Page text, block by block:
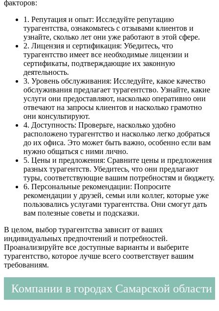
факторов:
1. Репутация и опыт: Исследуйте репутацию
турагентства, ознакомьтесь с отзывами клиентов и
узнайте, сколько лет они уже работают в этой сфере.
2. Лицензия и сертификация: Убедитесь, что
турагентство имеет все необходимые лицензии и
сертификаты, подтверждающие их законную
деятельность.
3. Уровень обслуживания: Исследуйте, какое качество
обслуживания предлагает турагентство. Узнайте, какие
услуги они предоставляют, насколько оперативно они
отвечают на запросы клиентов и насколько грамотно
они консультируют.
4. Доступность: Проверьте, насколько удобно
расположено турагентство и насколько легко добраться
до их офиса. Это может быть важно, особенно если вам
нужно общаться с ними лично.
5. Цены и предложения: Сравните цены и предложения
разных турагентств. Убедитесь, что они предлагают
туры, соответствующие вашим потребностям и бюджету.
6. Персональные рекомендации: Попросите
рекомендации у друзей, семьи или коллег, которые уже
пользовались услугами турагентства. Они смогут дать
вам полезные советы и подсказки.
В целом, выбор турагентства зависит от ваших
индивидуальных предпочтений и потребностей.
Проанализируйте все доступные варианты и выберите
турагентство, которое лучше всего соответствует вашим
требованиям.
Компании в городах Самарской области